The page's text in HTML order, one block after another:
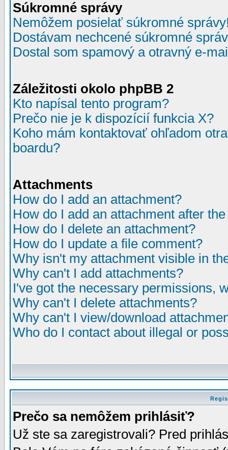
Súkromné správy
Nemôžem posielať súkromné
Dostávam nechcené súkromné
Dostal som spamový a otravný e-
Záležitosti okolo phpBB 2
Kto napísal tento program?
Prečo nie je k dispozícií funkcia X?
Koho mám kontaktovať ohľadom
boardu?
Attachments
How do I add an attachment?
How do I add an attachment after
How do I delete an attachment?
How do I update a file comment?
Why isn't my attachment visible in
Why can't I add attachments?
I've got the necessary permissions,
Why can't I delete attachments?
Why can't I view/download
Who do I contact about illegal or
Prečo sa nemôžem prihlásiť?
Už ste sa zaregistrovali? Pred